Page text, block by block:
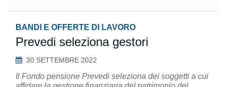
BANDI E OFFERTE DI LAVORO
Prevedi seleziona gestori
30 SETTEMBRE 2022
Il Fondo pensione Prevedi seleziona dei soggetti a cui